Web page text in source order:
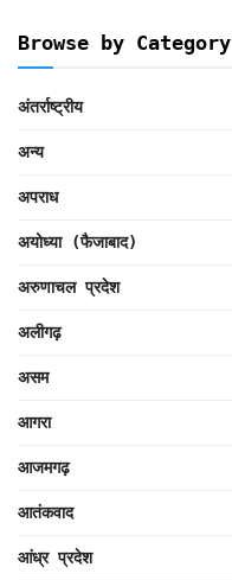
Browse by Category
अंतर्राष्ट्रीय
अन्य
अपराध
अयोध्या (फैजाबाद)
अरुणाचल प्रदेश
अलीगढ़
असम
आगरा
आजमगढ़
आतंकवाद
आंध्र प्रदेश